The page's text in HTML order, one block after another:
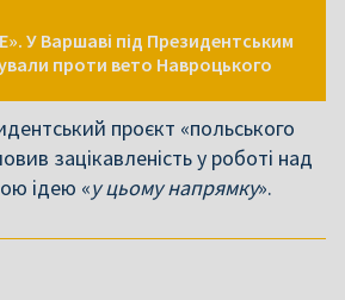
У Варшаві під Президентським
проти вето Навроцького
проєкт «польського
зацікавленість у роботі над
ідею «у цьому напрямку».